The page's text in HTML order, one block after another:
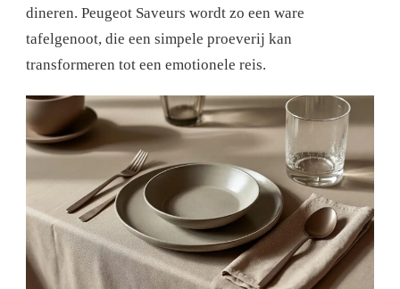
dineren. Peugeot Saveurs wordt zo een ware
tafelgenoot, die een simpele proeverij kan
transformeren tot een emotionele reis.